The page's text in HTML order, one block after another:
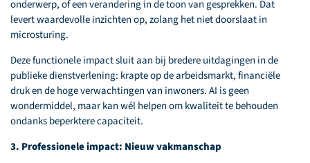
onderwerp, of een verandering in de toon van gesprekken. Dat
levert waardevolle inzichten op, zolang het niet doorslaat in
microsturing.
Deze functionele impact sluit aan bij bredere uitdagingen in de
publieke dienstverlening: krapte op de arbeidsmarkt, financiële
druk en de hoge verwachtingen van inwoners. AI is geen
wondermiddel, maar kan wél helpen om kwaliteit te behouden
ondanks beperktere capaciteit.
3. Professionele impact: Nieuw vakmanschap